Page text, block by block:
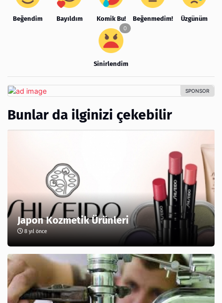
Beğendim Bayıldım Komik Bu! Beğenmedim! Üzgünüm
Sinirlendim
Bunlar da ilginizi çekebilir
Japon Kozmetik Ürünleri
8 yıl önce